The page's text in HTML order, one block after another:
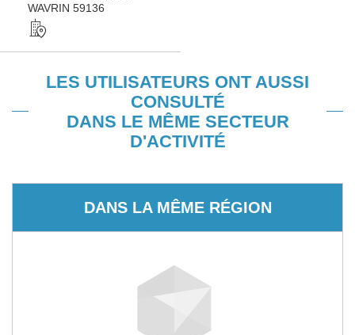
WAVRIN 59136
LES UTILISATEURS ONT AUSSI
CONSULTÉ
DANS LE MÊME SECTEUR
D'ACTIVITÉ
DANS LA MÊME RÉGION